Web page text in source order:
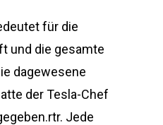
für die
und die gesamte
dagewesene
der Tesla-Chef
Jede